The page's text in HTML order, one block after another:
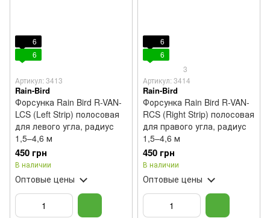
6
6
Артикул: 3413
Rain-Bird
Форсунка Rain Bird R-VAN-
LCS (Left Strip) полосовая
для левого угла, радиус
1,5–4,6 м
450 грн
В наличии
Оптовые цены
6
6
3
Артикул: 3414
Rain-Bird
Форсунка Rain Bird R-VAN-
RCS (Right Strip) полосовая
для правого угла, радиус
1,5–4,6 м
450 грн
В наличии
Оптовые цены